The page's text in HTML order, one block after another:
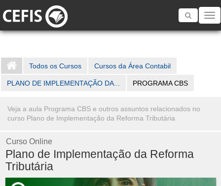
Toggle
Todos os Cursos Cursos da Área Contabil
PLANO DE IMPLEMENTAÇÃO DA... PROGRAMA CBS
Veja a aula Programa CBS e outros assuntos relacionados no
curso Plano de Implementação da Reforma Tributária
Curso Online
Plano de Implementação da Reforma
Tributária